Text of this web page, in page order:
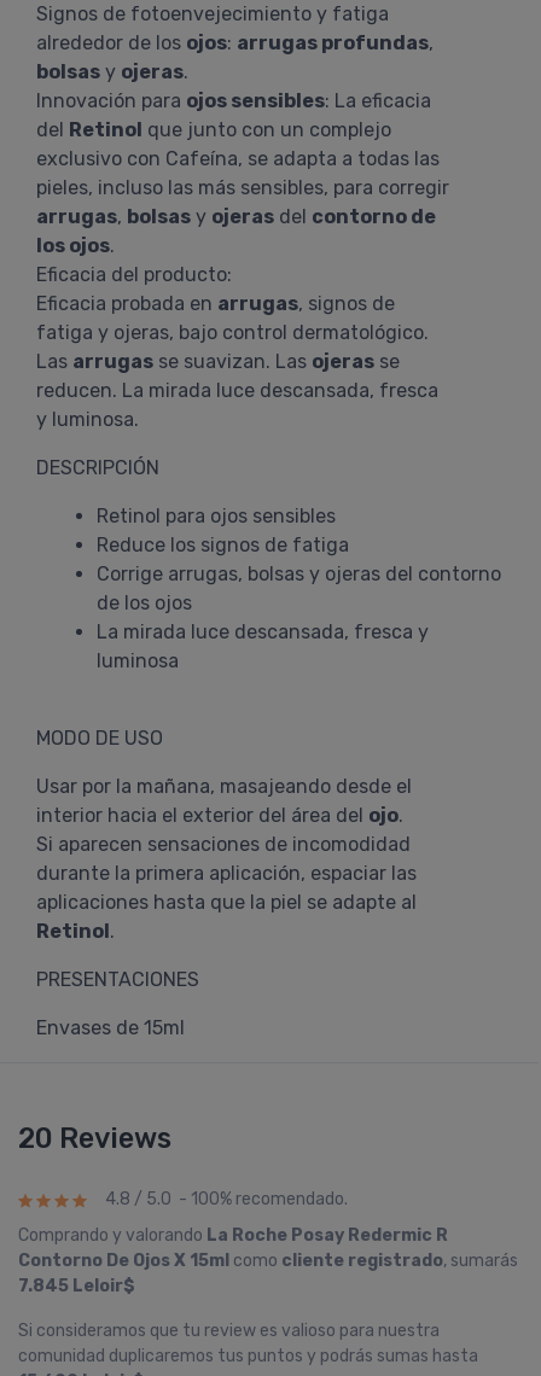
Signos de fotoenvejecimiento y fatiga
alrededor de los ojos: arrugas profundas,
bolsas y ojeras.
Innovación para ojos sensibles: La eficacia
del Retinol que junto con un complejo
exclusivo con Cafeína, se adapta a todas las
pieles, incluso las más sensibles, para corregir
arrugas, bolsas y ojeras del contorno de
los ojos.
Eficacia del producto:
Eficacia probada en arrugas, signos de
fatiga y ojeras, bajo control dermatológico.
Las arrugas se suavizan. Las ojeras se
reducen. La mirada luce descansada, fresca
y luminosa.
DESCRIPCIÓN
Retinol para ojos sensibles
Reduce los signos de fatiga
Corrige arrugas, bolsas y ojeras del contorno
de los ojos
La mirada luce descansada, fresca y
luminosa
MODO DE USO
Usar por la mañana, masajeando desde el
interior hacia el exterior del área del ojo.
Si aparecen sensaciones de incomodidad
durante la primera aplicación, espaciar las
aplicaciones hasta que la piel se adapte al
Retinol.
PRESENTACIONES
Envases de 15ml
20 Reviews
4.8 / 5.0 - 100% recomendado.
Comprando y valorando La Roche Posay Redermic R
Contorno De Ojos X 15ml como cliente registrado, sumarás
7.845 Leloir$
Si consideramos que tu review es valioso para nuestra
comunidad duplicaremos tus puntos y podrás sumas hasta